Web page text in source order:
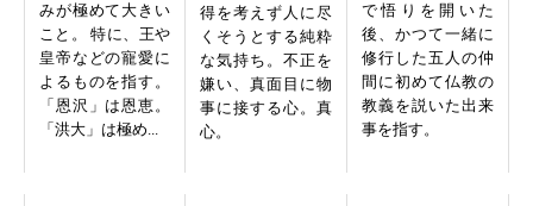
みが極めて大きい
こと。 特に、王や
皇帝などの寵愛に
よるものを指す。
「恩沢」は恩恵。
「洪大」は極め...
得を考えず人に尽
くそうとする純粋
な気持ち。不正を
嫌い、真面目に物
事に接する心。真
心。
で悟りを開いた
後、かつて一緒に
修行した五人の仲
間に初めて仏教の
教義を説いた出来
事を指す。